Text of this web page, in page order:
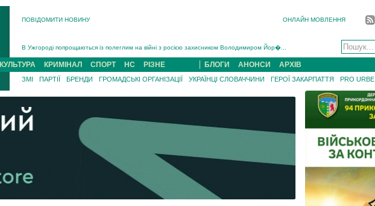
ПОВІДОМИТИ НОВИНУ ОНЛАЙН МОВЛЕННЯ
В Ужгороді попрощаються із полеглим на війні з росією захисником Володимиром Йор�...
В Ужгороді 5 серпня попрощаються із захисником Богданом Югасом, який два роки �...
Підтвердили загибель захисника із Нанкова на Хустщині Юліана Гербея (ФОТО)[/gree...
На війні з рф поліг військовий з Виноградова Ігнат Роздяловський (ФОТО)...
На Хустщині внаслідок ДТП за участі трьох авто постраждали 13 людей (ФОТО)...
Інструктора районного ТЦК на Закарпатті судитимуть за обвинувачен...
КУЛЬТУРА КРИМІНАЛ СПОРТ НС РІЗНЕ БЛОГИ АНОНСИ АРХІВ
ЗМІ ПАРТІЇ БРЕНДИ ГРОМАДСЬКІ ОРГАНІЗАЦІЇ УКРАЇНЦІ СЛОВАЧЧИНИ ГЕРОЇ ЗАКАРПАТТЯ PRO URBE